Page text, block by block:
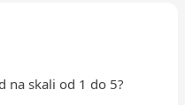
na skali od 1 do 5?